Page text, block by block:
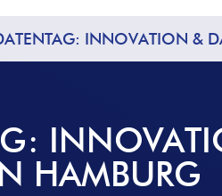
INNOVATION &
HAMBURG